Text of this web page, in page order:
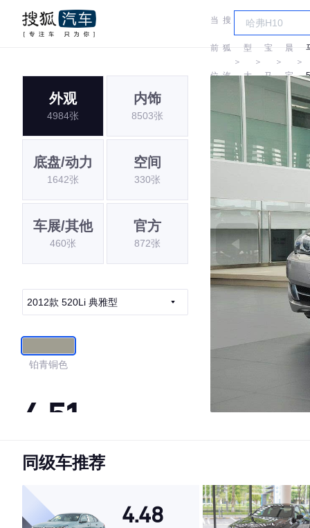
当
前
位
搜
狐
汽
＞
车
型
大
全
＞
宝
马
＞
晨
宝
马
＞
5
外观
4984张
内饰
8503张
底盘/动力
1642张
空间
330张
车展/其他
460张
官方
872张
2012款 520Li 典雅型
铂青铜色
4.51
·外观表现一般，低于82%同级车
·空间表现较为优秀，优于50%同级车
同级车推荐
4.48